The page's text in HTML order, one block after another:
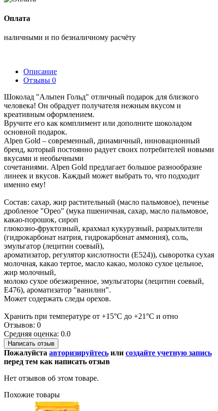
Оплата
наличными и по безналичному расчёту
Описание
Отзывы 0
Шоколад "Альпен Гольд" отличный подарок для близкого
человека! Он обрадует получателя нежным вкусом и
креативным оформлением.
Вручите его как комплимент или дополните шоколадом
основной подарок.
Alpen Gold – современный, динамичный, инновационный
бренд, который постоянно радует своих потребителей новыми
вкусами и необычными
сочетаниями. Alpen Gold предлагает большое разнообразие
линеек и вкусов. Каждый может выбрать то, что подходит
именно ему!
Состав: сахар, жир растительный (масло пальмовое), печенье
дробленое "Орео" (мука пшеничная, cахар, масло пальмовое,
какао-порошок, сироп
глюкозно-фруктозный, крахмал кукурузный, разрыхлители
(гидрокарбонат натрия, гидрокарбонат аммония), соль,
эмульгатор (лецитин соевый),
ароматизатор, регулятор кислотности (Е524)), сыворотка сухая
молочная, какао тертое, масло какао, молоко сухое цельное,
жир молочный,
молоко сухое обезжиренное, эмульгаторы (лецитин соевый,
Е476), ароматизатор "ванилин".
Может содержать следы орехов.
Хранить при температуре от +15°С до +21°С и отно
Отзывов: 0
Средняя оценка: 0.0
Написать отзыв
Пожалуйста авторизируйтесь или создайте учетную запись
перед тем как написать отзыв
Нет отзывов об этом товаре.
Похожие товары